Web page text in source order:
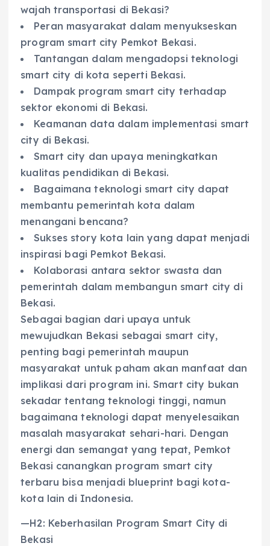
wajah transportasi di Bekasi?
Peran masyarakat dalam menyukseskan
program smart city Pemkot Bekasi.
Tantangan dalam mengadopsi teknologi
smart city di kota seperti Bekasi.
Dampak program smart city terhadap
sektor ekonomi di Bekasi.
Keamanan data dalam implementasi smart
city di Bekasi.
Smart city dan upaya meningkatkan
kualitas pendidikan di Bekasi.
Bagaimana teknologi smart city dapat
membantu pemerintah kota dalam
menangani bencana?
Sukses story kota lain yang dapat menjadi
inspirasi bagi Pemkot Bekasi.
Kolaborasi antara sektor swasta dan
pemerintah dalam membangun smart city di
Bekasi.
Sebagai bagian dari upaya untuk
mewujudkan Bekasi sebagai smart city,
penting bagi pemerintah maupun
masyarakat untuk paham akan manfaat dan
implikasi dari program ini. Smart city bukan
sekadar tentang teknologi tinggi, namun
bagaimana teknologi dapat menyelesaikan
masalah masyarakat sehari-hari. Dengan
energi dan semangat yang tepat, Pemkot
Bekasi canangkan program smart city
terbaru bisa menjadi blueprint bagi kota-
kota lain di Indonesia.
—H2: Keberhasilan Program Smart City di
Bekasi